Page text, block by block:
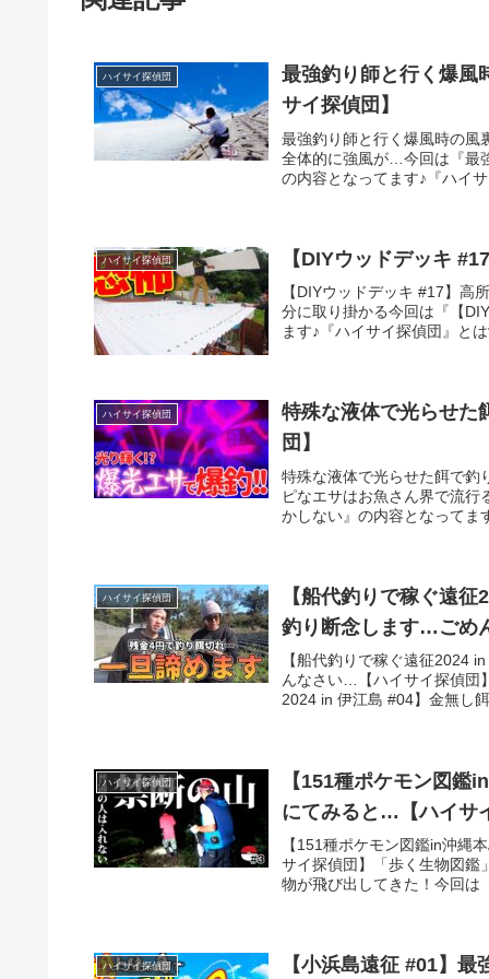
ハイサイ探偵団
最強釣り師と行く爆風
サイ探偵団】
最強釣り師と行く爆風時の
全体的に強風が…今回は『最
の内容となってます♪『ハイ
ハイサイ探偵団 【DIYウッドデッキ
【DIYウッドデッキ #17】
分に取り掛かる今回は『【
ます♪『ハイサイ探偵団』と
ハイサイ探偵団
特殊な液体で光らせた
団】
特殊な液体で光らせた餌で釣
ピなエサはお魚さん界で流行
かしない』の内容となってま
ハイサイ探偵団
【船代釣りで稼ぐ遠
釣り断念します…ごめ
【船代釣りで稼ぐ遠征2024
んなさい…【ハイサイ探偵団
2024 in 伊江島 #04】金無し
ハイサイ探偵団
【151種ポケモン図鑑
にてみると…【ハイサ
【151種ポケモン図鑑in沖縄
サイ探偵団】「歩く生物図鑑
物が飛び出してきた！今回は
ハイサイ探偵団 【小浜島遠征 #01】